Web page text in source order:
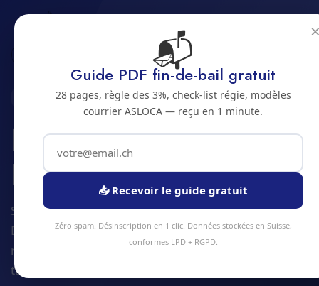
Nettoyage de cave
Bienne
2500 · JURA BERNOIS
Nettoyage de cave a
Bienne
Service nettoyage de cave à Bienne et alentours.
Devis gratuit sous 24h, intervention sous 48h en
moyenne. Équipe locale, matériel professionnel,
tarifs transparents.
📬
Guide PDF fin-de-bail gratuit
28 pages, règle des 3%, check-list régie, modèles
courrier ASLOCA — reçu en 1 minute.
📥 Recevoir le guide gratuit
Zéro spam. Désinscription en 1 clic. Données stockées en Suisse,
conformes LPD + RGPD.